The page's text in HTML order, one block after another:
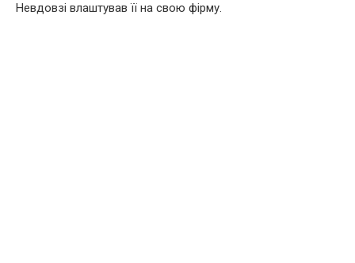
Невдовзі влаштував її на свою фірму.